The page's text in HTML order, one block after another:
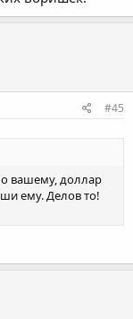
#45
вашему, доллар
ему. Делов то!